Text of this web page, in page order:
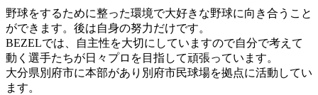
野球をするために整った環境で大好きな野球に向き合うこと
ができます。後は自身の努力だけです。
BEZELでは、自主性を大切にしていますので自分で考えて
動く選手たちが日々プロを目指して頑張っています。
大分県別府市に本部があり別府市民球場を拠点に活動してい
ます。